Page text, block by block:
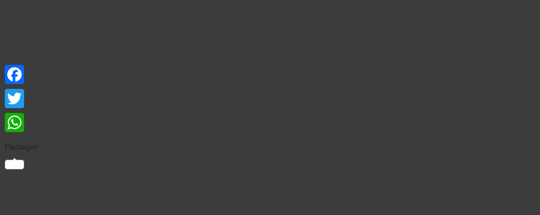
Facebook
Twitter
WhatsApp
Partager